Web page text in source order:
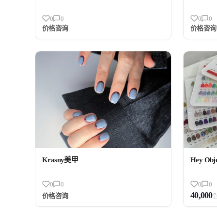
0
0
价格咨询
0
0
价格咨询
Krasny美甲
0
0
价格咨询
Hey
0 0
40,000